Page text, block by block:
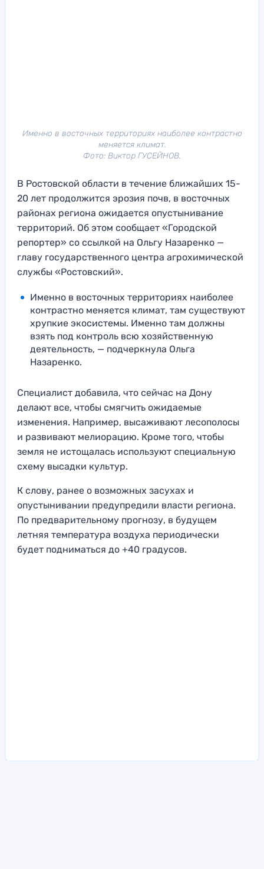
Именно в восточных территориях наиболее контрастно
меняется климат.
Фото: Виктор ГУСЕЙНОВ.
В Ростовской области в течение ближайших 15-
20 лет продолжится эрозия почв, в восточных
районах региона ожидается опустынивание
территорий. Об этом сообщает «Городской
репортер» со ссылкой на Ольгу Назаренко —
главу государственного центра агрохимической
службы «Ростовский».
Именно в восточных территориях наиболее
контрастно меняется климат, там существуют
хрупкие экосистемы. Именно там должны
взять под контроль всю хозяйственную
деятельность, — подчеркнула Ольга
Назаренко.
Специалист добавила, что сейчас на Дону
делают все, чтобы смягчить ожидаемые
изменения. Например, высаживают лесополосы
и развивают мелиорацию. Кроме того, чтобы
земля не истощалась используют специальную
схему высадки культур.
К слову, ранее о возможных засухах и
опустынивании предупредили власти региона.
По предварительному прогнозу, в будущем
летняя температура воздуха периодически
будет подниматься до +40 градусов.